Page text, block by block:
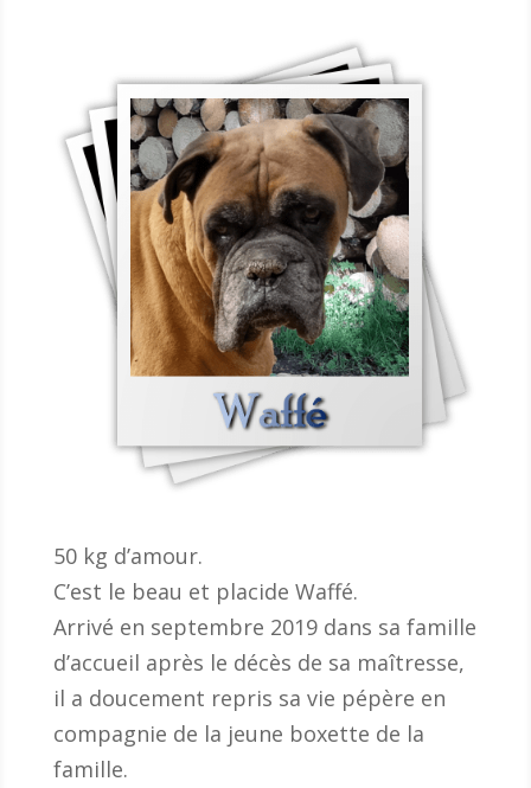
50 kg d’amour.
C’est le beau et placide Waffé.
Arrivé en septembre 2019 dans sa famille
d’accueil après le décès de sa maîtresse,
il a doucement repris sa vie pépère en
compagnie de la jeune boxette de la
famille.